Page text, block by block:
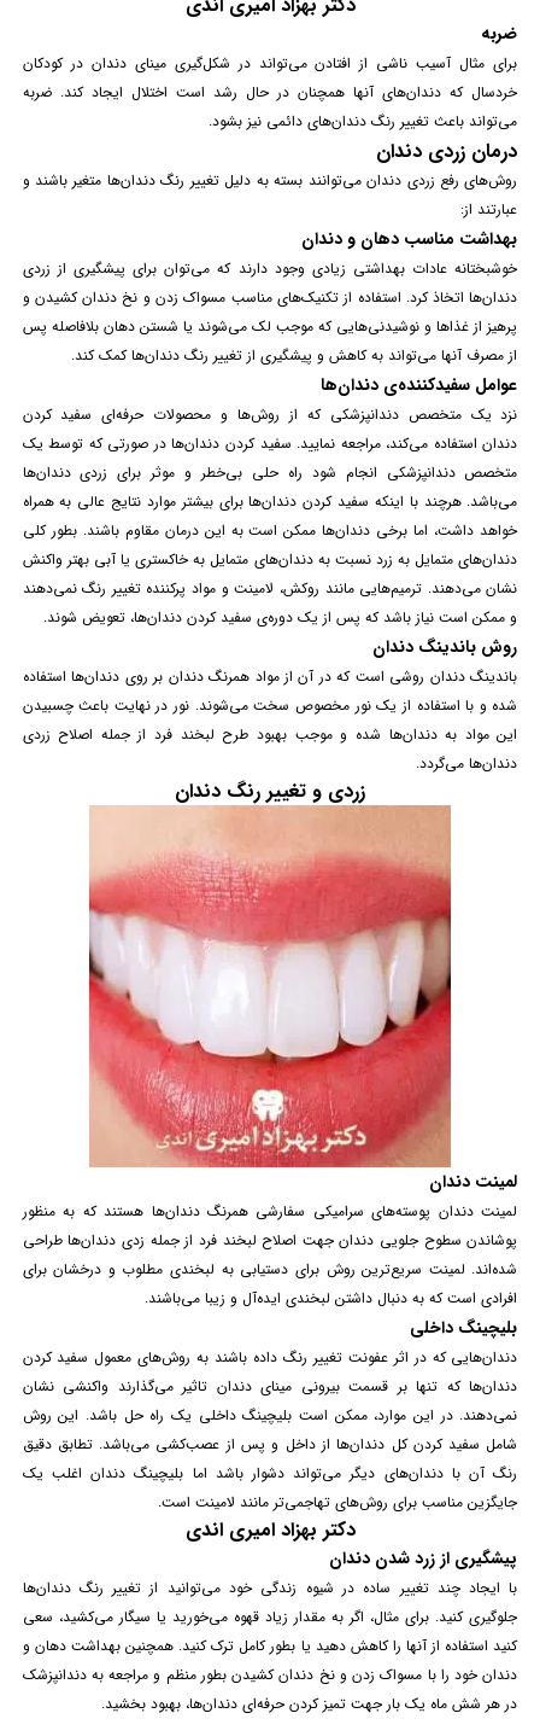
ضربه
برای مثال آسیب ناشی از افتادن می‌تواند در شکل‌گیری مینای دندان در کودکان
خردسال که دندان‌های آنها همچنان در حال رشد است اختلال ایجاد کند. ضربه
می‌تواند باعث تغییر رنگ دندان‌های دائمی نیز بشود.
درمان زردی دندان
روش‌های رفع زردی دندان می‌توانند بسته به دلیل تغییر رنگ دندان‌ها متغیر باشند و
عبارتند از:
بهداشت مناسب دهان و دندان
خوشبختانه عادات بهداشتی زیادی وجود دارند که می‌توان برای پیشگیری از زردی
دندان‌ها اتخاذ کرد. استفاده از تکنیک‌های مناسب مسواک زدن و نخ دندان کشیدن و
پرهیز از غذاها و نوشیدنی‌هایی که موجب لک می‌شوند یا شستن دهان بلافاصله پس
از مصرف آنها می‌تواند به کاهش و پیشگیری از تغییر رنگ دندان‌ها کمک کند.
عوامل سفیدکننده‌ی دندان‌ها
نزد یک متخصص دندانپزشکی که از روش‌ها و محصولات حرفه‌ای سفید کردن
دندان استفاده می‌کند، مراجعه نمایید. سفید کردن دندان‌ها در صورتی که توسط یک
متخصص دندانپزشکی انجام شود راه حلی بی‌خطر و موثر برای زردی دندان‌ها
می‌باشد. هرچند با اینکه سفید کردن دندان‌ها برای بیشتر موارد نتایج عالی به همراه
خواهد داشت، اما برخی دندان‌ها ممکن است به این درمان مقاوم باشند. بطور کلی
دندان‌های متمایل به زرد نسبت به دندان‌های متمایل به خاکستری یا آبی بهتر واکنش
نشان می‌دهند. ترمیم‌هایی مانند روکش، لامینتو مواد پرکننده تغییر رنگ نمی‌دهند
و ممکن است نیاز باشد که پس از یک دوره‌ی سفید کردن دندان‌ها، تعویض شوند.
روش باندینگ دندان
باندینگدندان روشی است که در آن از مواد همرنگ دندان بر روی دندان‌ها استفاده
شده و با استفاده از یک نور مخصوص سخت می‌شوند. نور در نهایت باعث چسبیدن
این مواد به دندان‌ها شده و موجب بهبود طرح لبخند فرد از جمله اصلاح زردی
دندان‌ها می‌گردد.
زردی و تغییر رنگ دندان
لمینت دندان
لمینت دندان پوسته‌های سرامیکی سفارشی همرنگ دندان‌ها هستند که به منظور
پوشاندن سطوح جلویی دندان جهت اصلاح لبخند فرد از جمله زدی دندان‌ها طراحی
شده‌اند. لمینت سریع‌ترین روش برای دستیابی به لبخندی مطلوب و درخشان برای
افرادی است که به دنبال داشتن لبخندی ایده‌آل و زیبا می‌باشند.
بلیچینگ داخلی
دندان‌هایی که در اثر عفونت تغییر رنگ داده باشند به روش‌های معمول سفید کردن
دندان‌ها که تنها بر قسمت بیرونی مینای دندان تاثیر می‌گذارند واکنشی نشان
نمی‌دهند. در این موارد، ممکن است بلیچینگ داخلی یک راه حل باشد. این روش
شامل سفید کردن کل دندان‌ها از داخل و پس از عصب‌کشی می‌باشد. تطابق دقیق
رنگ آن با دندان‌های دیگر می‌تواند دشوار باشد اما بلیچینگ دندان اغلب یک
جایگزین مناسب برای روش‌های تهاجمی‌تر مانند لامینتاست.
دکتر بهزاد امیری اندی
پیشگیری از زرد شدن دندان
با ایجاد چند تغییر ساده در شیوه زندگی خود می‌توانید از تغییر رنگ دندان‌ها
جلوگیری کنید. برای مثال، اگر به مقدار زیاد قهوه می‌خورید یا سیگار می‌کشید، سعی
کنید استفاده از آنها را کاهش دهید یا بطور کامل ترک کنید. همچنین بهداشت دهان و
دندان خود را با مسواک زدن و نخ دندان کشیدنبطور منظم و مراجعه به دندانپزشک
در هر شش ماه یک بار جهت تمیز کردن حرفه‌ای دندان‌ها، بهبود بخشید.